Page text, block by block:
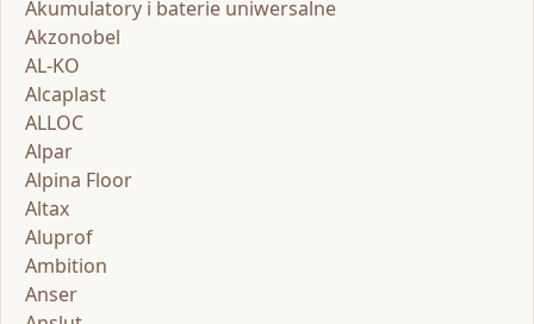
Akumulatory i baterie uniwersalne
Akzonobel
AL-KO
Alcaplast
ALLOC
Alpar
Alpina Floor
Altax
Aluprof
Ambition
Anser